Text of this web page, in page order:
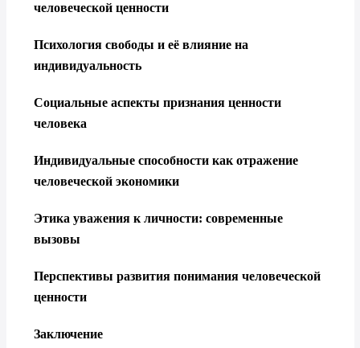
человеческой ценности
Психология свободы и её влияние на
индивидуальность
Социальные аспекты признания ценности
человека
Индивидуальные способности как отражение
человеческой экономики
Этика уважения к личности: современные
вызовы
Перспективы развития понимания человеческой
ценности
Заключение